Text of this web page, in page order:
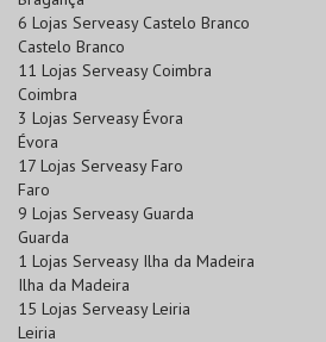
6 Lojas Serveasy Castelo Branco
Castelo Branco
11 Lojas Serveasy Coimbra
Coimbra
3 Lojas Serveasy Évora
Évora
17 Lojas Serveasy Faro
Faro
9 Lojas Serveasy Guarda
Guarda
1 Lojas Serveasy Ilha da Madeira
Ilha da Madeira
15 Lojas Serveasy Leiria
Leiria